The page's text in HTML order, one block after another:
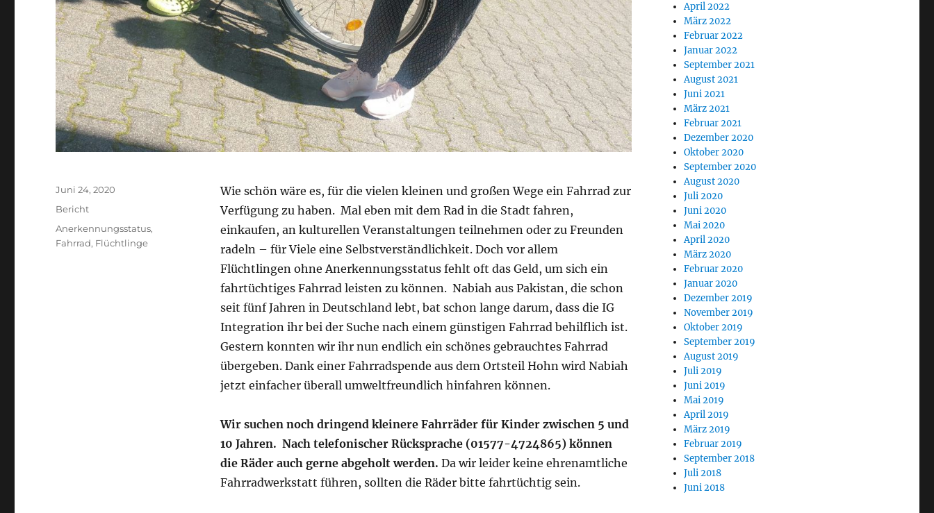
Wie schön wäre es, für die vielen kleinen und großen Wege ein Fahrrad zur
Verfügung zu haben. Mal eben mit dem Rad in die Stadt fahren,
einkaufen, an kulturellen Veranstaltungen teilnehmen oder zu Freunden
radeln – für Viele eine Selbstverständlichkeit. Doch vor allem
Flüchtlingen ohne Anerkennungsstatus fehlt oft das Geld, um sich ein
fahrtüchtiges Fahrrad leisten zu können. Nabiah aus Pakistan, die schon
seit fünf Jahren in Deutschland lebt, bat schon lange darum, dass die IG
Integration ihr bei der Suche nach einem günstigen Fahrrad behilflich ist.
Gestern konnten wir ihr nun endlich ein schönes gebrauchtes Fahrrad
übergeben. Dank einer Fahrradspende aus dem Ortsteil Hohn wird Nabiah
jetzt einfacher überall umweltfreundlich hinfahren können.
Wir suchen noch dringend kleinere Fahrräder für Kinder zwischen 5 und
10 Jahren. Nach telefonischer Rücksprache (01577-4724865) können
die Räder auch gerne abgeholt werden. Da wir leider keine ehrenamtliche
Fahrradwerkstatt führen, sollten die Räder bitte fahrtüchtig sein.
Veröffentlicht
Juni 24, 2020
Kategorien
Bericht
Schlagwörter
Anerkennungsstatus,
Fahrrad, Flüchtlinge
April 2022
März 2022
Februar 2022
Januar 2022
September 2021
August 2021
Juni 2021
März 2021
Februar 2021
Dezember 2020
Oktober 2020
September 2020
August 2020
Juli 2020
Juni 2020
Mai 2020
April 2020
März 2020
Februar 2020
Januar 2020
Dezember 2019
November 2019
Oktober 2019
September 2019
August 2019
Juli 2019
Juni 2019
Mai 2019
April 2019
März 2019
Februar 2019
September 2018
Juli 2018
Juni 2018